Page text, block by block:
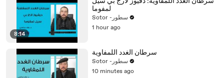
8:14
لمفوما
Sotor -سطور
1 hour ago
سرطان الغدد اللمفاوية
Sotor -سطور
10 minutes ago